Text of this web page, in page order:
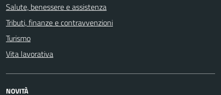
Salute, benessere e assistenza
Tributi, finanze e contravvenzioni
Turismo
Vita lavorativa
NOVITÀ